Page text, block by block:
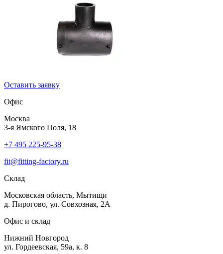
Оставить заявку
Офис
Москва
3-я Ямского Поля, 18
+7 495 225-95-38
fit@fitting-factory.ru
Склад
Московская область, Мытищи
д. Пирогово, ул. Совхозная, 2А
Офис и склад
Нижний Новгород
ул. Гордеевская, 59а, к. 8